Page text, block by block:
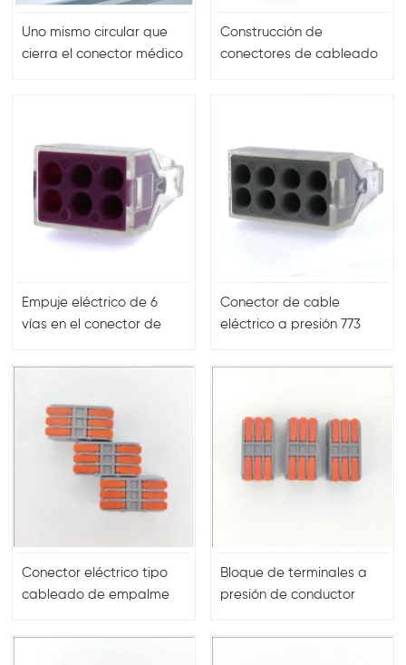
Uno mismo circular que
cierra el conector médico
Construcción de
conectores de cableado
Empuje eléctrico de 6
vías en el conector de
Conector de cable
eléctrico a presión 773
Conector eléctrico tipo
cableado de empalme
Bloque de terminales a
presión de conductor